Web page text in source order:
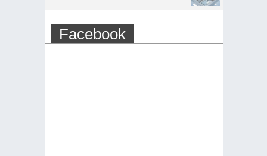
Facebook